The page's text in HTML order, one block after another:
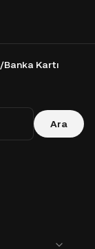
Banka Kartı
Ara